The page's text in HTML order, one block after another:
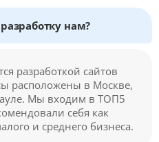
нам?
разработкой сайтов
расположены в Москве,
Мы входим в ТОП5
себя как
и среднего бизнеса.